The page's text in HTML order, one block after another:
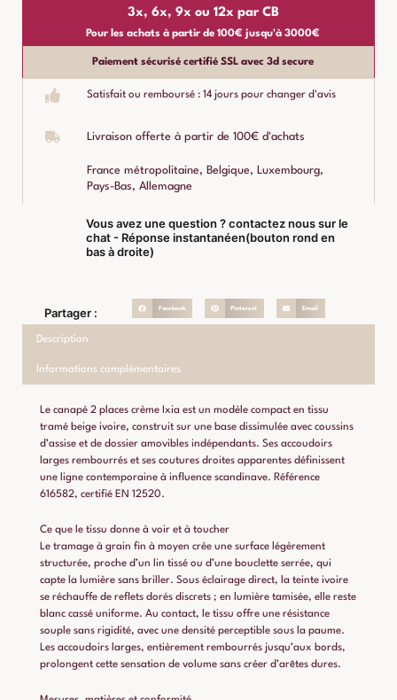
3x, 6x, 9x ou 12x par CB
Pour les achats à partir de 100€ jusqu'à 3000€
Paiement sécurisé certifié SSL avec 3d secure
Satisfait ou remboursé : 14 jours pour changer d'avis
Livraison offerte à partir de 100€ d'achats
France métropolitaine, Belgique, Luxembourg,
Pays-Bas, Allemagne
Vous avez une question ? contactez nous sur le
chat - Réponse instantanéen(bouton rond en
bas à droite)
Partager : Facebook Pinterest Email
Description
Informations complémentaires
Le canapé 2 places crème Ixia est un modèle compact en tissu
tramé beige ivoire, construit sur une base dissimulée avec coussins
d’assise et de dossier amovibles indépendants. Ses accoudoirs
larges rembourrés et ses coutures droites apparentes définissent
une ligne contemporaine à influence scandinave. Référence
616582, certifié EN 12520.
Ce que le tissu donne à voir et à toucher
Le tramage à grain fin à moyen crée une surface légèrement
structurée, proche d’un lin tissé ou d’une bouclette serrée, qui
capte la lumière sans briller. Sous éclairage direct, la teinte ivoire
se réchauffe de reflets dorés discrets ; en lumière tamisée, elle reste
blanc cassé uniforme. Au contact, le tissu offre une résistance
souple sans rigidité, avec une densité perceptible sous la paume.
Les accoudoirs larges, entièrement rembourrés jusqu’aux bords,
prolongent cette sensation de volume sans créer d’arêtes dures.